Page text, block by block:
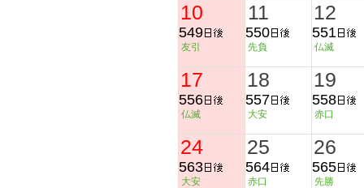
10
549
友引
11
550
先負
12
551
仏滅
17
556
仏滅
18
557
大安
19
558
赤口
24
563
大安
25
564
赤口
26
565
先勝